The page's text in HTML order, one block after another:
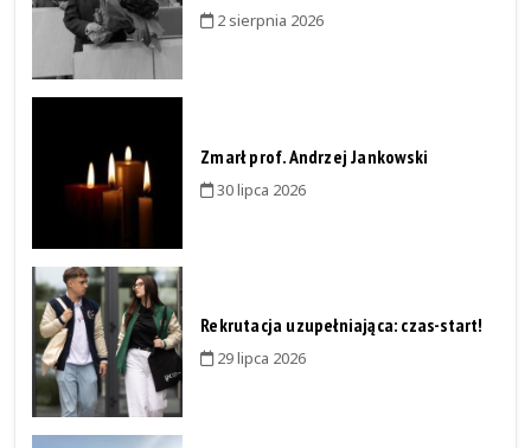
2 sierpnia 2026
Zmarł prof. Andrzej Jankowski
30 lipca 2026
Rekrutacja uzupełniająca: czas-start!
29 lipca 2026